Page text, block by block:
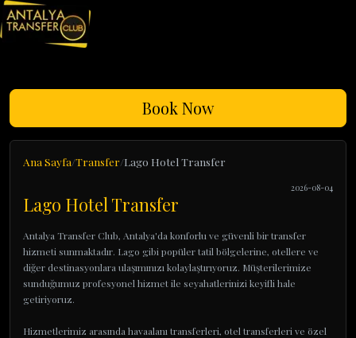
Book Now
Ana Sayfa Transfer Lago Hotel Transfer
2026-08-04
Lago Hotel Transfer
Antalya Transfer Club, Antalya'da konforlu ve güvenli bir transfer
hizmeti sunmaktadır. Lago gibi popüler tatil bölgelerine, otellere ve
diğer destinasyonlara ulaşımınızı kolaylaştırıyoruz. Müşterilerimize
sunduğumuz profesyonel hizmet ile seyahatlerinizi keyifli hale
getiriyoruz.
Hizmetlerimiz arasında havaalanı transferleri, otel transferleri ve özel